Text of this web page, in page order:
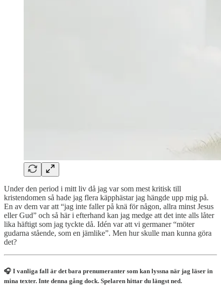
Under den period i mitt liv då jag var som mest kritisk till
kristendomen så hade jag flera käpphästar jag hängde upp mig på.
En av dem var att “jag inte faller på knä för någon, allra minst Jesus
eller Gud” och så här i efterhand kan jag medge att det inte alls låter
lika häftigt som jag tyckte då. Idén var att vi germaner “möter
gudarna stående, som en jämlike”. Men hur skulle man kunna göra
det?
🎧 I vanliga fall är det bara prenumeranter som kan lyssna när jag läser in
mina texter. Inte denna gång dock. Spelaren hittar du längst ned.